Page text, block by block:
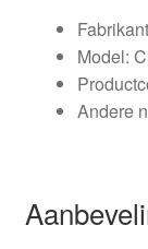
Model:
Andere